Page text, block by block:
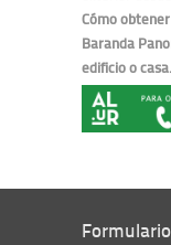
Cómo
Baranda
edificio o casa.